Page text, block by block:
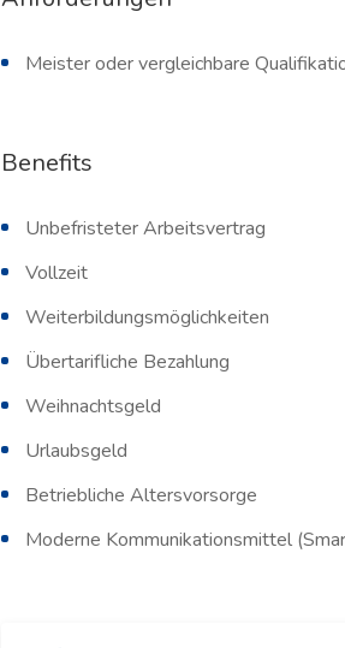
Meister oder vergleichbare
Benefits
Unbefristeter Arbeitsvertrag
Vollzeit
Weiterbildungsmöglichkeiten
Übertarifliche Bezahlung
Weihnachtsgeld
Urlaubsgeld
Betriebliche Altersvorsorge
Moderne Kommunikationsmittel